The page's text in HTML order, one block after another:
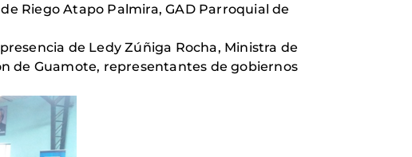
Riego Atapo Palmira, GAD Parroquial de
de Ledy Zúñiga Rocha, Ministra de
de Guamote, representantes de gobiernos